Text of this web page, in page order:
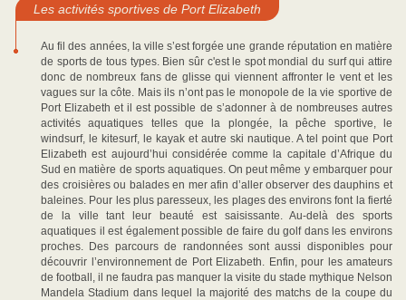
Les activités sportives de Port Elizabeth
Au fil des années, la ville s’est forgée une grande réputation en matière
de sports de tous types. Bien sûr c'est le spot mondial du surf qui attire
donc de nombreux fans de glisse qui viennent affronter le vent et les
vagues sur la côte. Mais ils n’ont pas le monopole de la vie sportive de
Port Elizabeth et il est possible de s’adonner à de nombreuses autres
activités aquatiques telles que la plongée, la pêche sportive, le
windsurf, le kitesurf, le kayak et autre ski nautique. A tel point que Port
Elizabeth est aujourd’hui considérée comme la capitale d’Afrique du
Sud en matière de sports aquatiques. On peut même y embarquer pour
des croisières ou balades en mer afin d’aller observer des dauphins et
baleines. Pour les plus paresseux, les plages des environs font la fierté
de la ville tant leur beauté est saisissante. Au-delà des sports
aquatiques il est également possible de faire du golf dans les environs
proches. Des parcours de randonnées sont aussi disponibles pour
découvrir l’environnement de Port Elizabeth. Enfin, pour les amateurs
de football, il ne faudra pas manquer la visite du stade mythique Nelson
Mandela Stadium dans lequel la majorité des matchs de la coupe du